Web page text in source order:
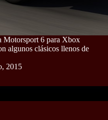
Motorsport 6 para Xbox
algunos clásicos llenos de
2015